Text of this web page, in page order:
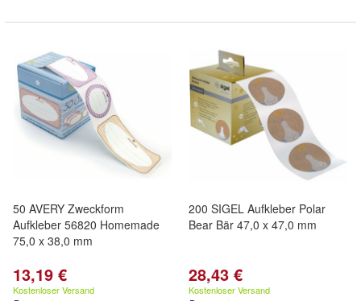
50 AVERY Zweckform
Aufkleber 56820 Homemade
75,0 x 38,0 mm
13,19 €
Kostenloser Versand
200 SIGEL Aufkleber Polar
Bear Bär 47,0 x 47,0 mm
28,43 €
Kostenloser Versand